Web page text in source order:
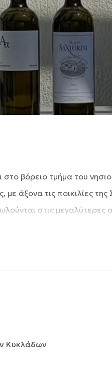
στο βόρειο τμήμα του
με άξονα τις ποικιλίες
στις μεγαλύτερες
Κυκλάδων